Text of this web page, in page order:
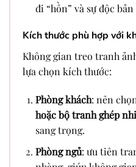
đi “hồn” và sự độc
Kích thước phù hợp với
Không gian treo tranh
lựa chọn kích thước:
Phòng khách: nên
hoặc bộ tranh ghép
sang trọng.
Phòng ngủ: ưu tiên